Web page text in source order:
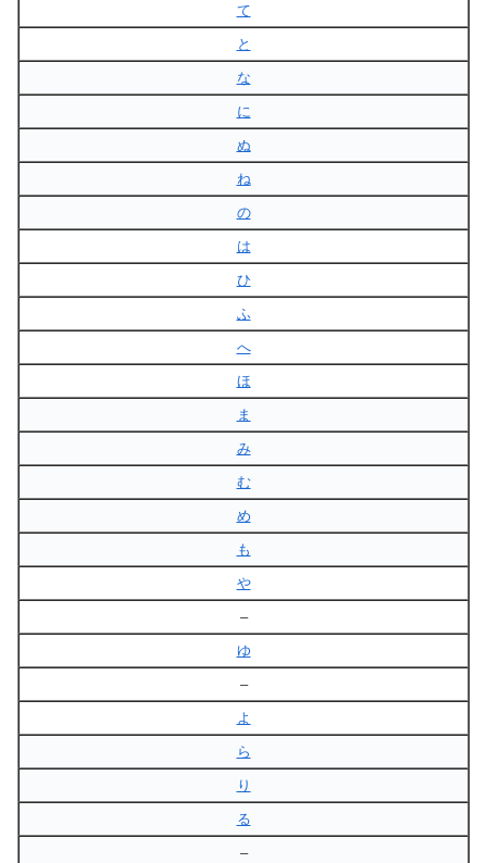
て
と
な
に
ぬ
ね
の
は
ひ
ふ
へ
ほ
ま
み
む
め
も
や
–
ゆ
–
よ
ら
り
る
–